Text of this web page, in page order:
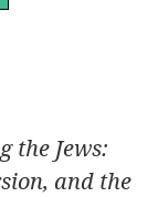
the Jews:
and the